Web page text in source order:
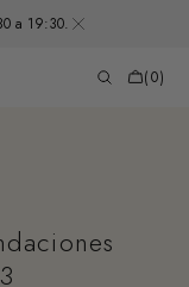
a 19:30.
Cart
(0)